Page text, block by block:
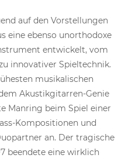
auf den Vorstellungen
eine ebenso unorthodoxe
entwickelt, vom
innovativer Spieltechnik.
musikalischen
Akustikgitarren-Genie
Manring beim Spiel einer
Kompositionen und
an. Der tragische
beendete eine wirklich